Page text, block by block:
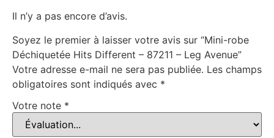
Il n’y a pas encore d’avis.
Soyez le premier à laisser votre avis sur “Mini-robe
Déchiquetée Hits Different – 87211 – Leg Avenue”
Votre adresse e-mail ne sera pas publiée. Les champs
obligatoires sont indiqués avec *
Votre note *